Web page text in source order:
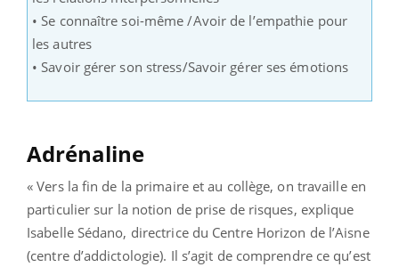
• Se connaître soi-même /Avoir de l’empathie pour
les autres
• Savoir gérer son stress/Savoir gérer ses émotions
Adrénaline
« Vers la fin de la primaire et au collège, on travaille en
particulier sur la notion de prise de risques, explique
Isabelle Sédano, directrice du Centre Horizon de l’Aisne
(centre d’addictologie). Il s’agit de comprendre ce qu’est